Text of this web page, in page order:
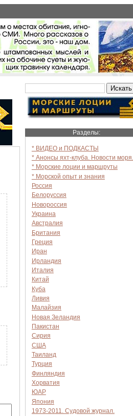
Разделы:
* ВИДЕО и ПОДКАСТЫ
* Анонсы яхт-клуба. Новости моря.
* Морские лоции и маршруты
* Морской опыт и знания
Россия
Белоруссия
Новороссия
Украина
Австралия
Британия
Греция
Иран
Ирландия
Италия
Китай
Куба
Ливия
Малайзия
Новая Зеландия
Пакистан
Сирия
США
Таиланд
Турция
Финляндия
Хорватия
ЮАР
Япония
1973-2011. Судовой журнал.